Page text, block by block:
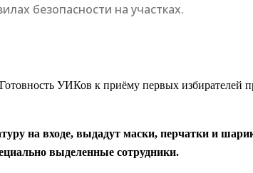
безопасности на участках.
УИКов к приёму первых избирателей
на входе, выдадут маски, перчатки и
выделенные сотрудники.